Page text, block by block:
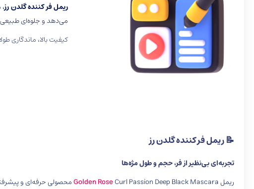
ریمل فر کننده گلدن رز
می‌دهد و جلوه‌ای
کیفیت بالا، ماندگاری
📝 ریمل فر کننده گلدن رز
تجربه‌ای بی‌نظیر از فر، حجم و طول مژه‌ها
ریمل
Golden RoseCurl Passion Deep Black Mascara
محصولی حرفه‌ای و